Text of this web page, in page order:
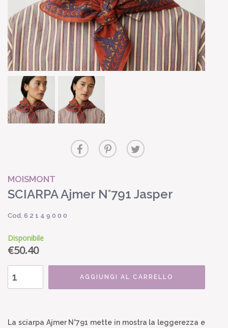
MOISMONT
SCIARPA Ajmer N°791 Jasper
Cod. 6 2 1 4 9 0 0 0
Disponibile
€50.40
AGGIUNGI AL CARRELLO
La sciarpa Ajmer N°791 mette in mostra la leggerezza e